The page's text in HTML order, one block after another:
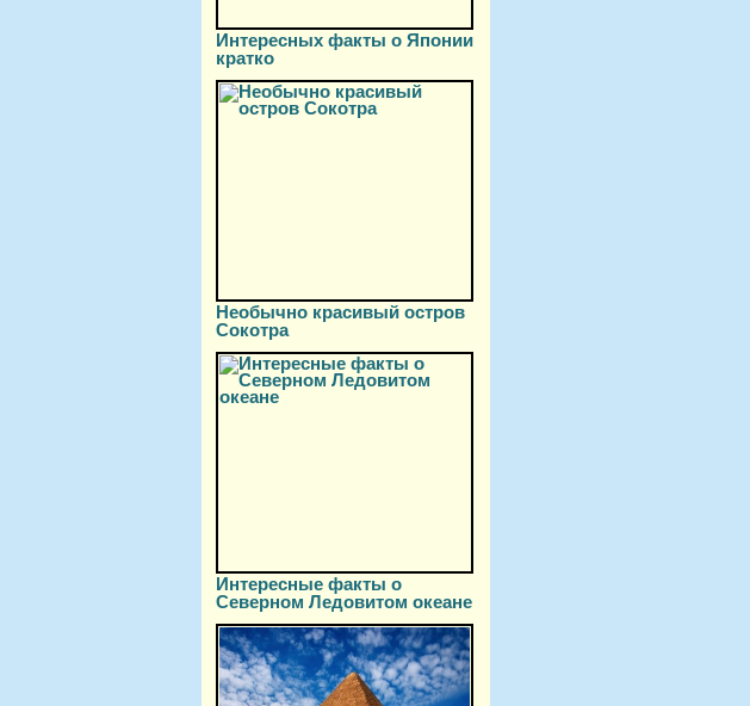
Интересных факты о Японии
кратко
Необычно красивый остров
Сокотра
Интересные факты о
Северном Ледовитом океане